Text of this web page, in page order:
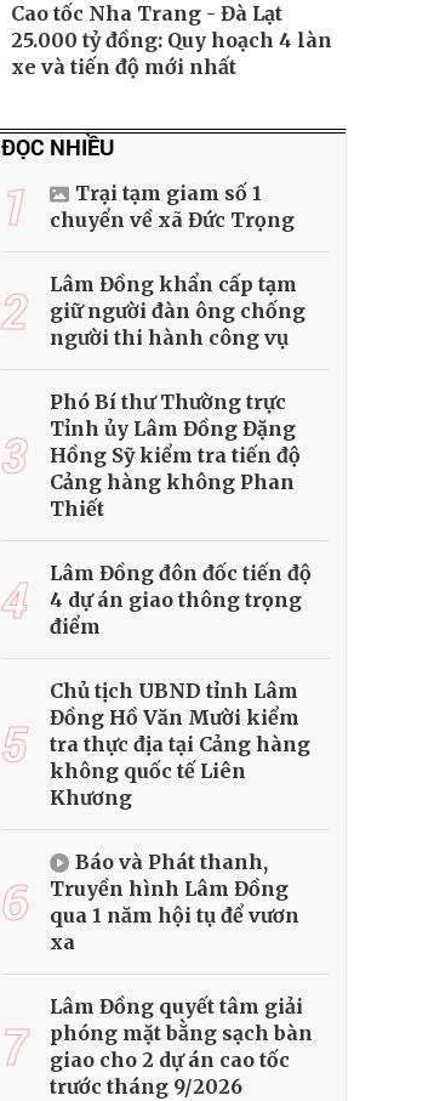
Cao tốc Nha Trang - Đà Lạt
25.000 tỷ đồng: Quy hoạch 4 làn
xe và tiến độ mới nhất
ĐỌC NHIỀU
1
Trại tạm giam số 1
chuyển về xã Đức Trọng
2
Lâm Đồng khẩn cấp tạm
giữ người đàn ông chống
người thi hành công vụ
3
Phó Bí thư Thường trực
Tỉnh ủy Lâm Đồng Đặng
Hồng Sỹ kiểm tra tiến độ
Cảng hàng không Phan
Thiết
4
Lâm Đồng đôn đốc tiến độ
4 dự án giao thông trọng
điểm
5
Chủ tịch UBND tỉnh Lâm
Đồng Hồ Văn Mười kiểm
tra thực địa tại Cảng hàng
không quốc tế Liên
Khương
6
Báo và Phát thanh,
Truyền hình Lâm Đồng
qua 1 năm hội tụ để vươn
xa
7
Lâm Đồng quyết tâm giải
phóng mặt bằng sạch bàn
giao cho 2 dự án cao tốc
trước tháng 9/2026